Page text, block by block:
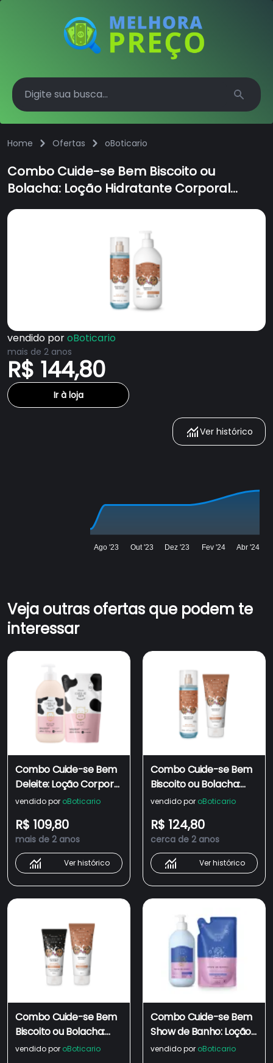
Search
Home Ofertas oBoticario
Combo Cuide-se Bem Biscoito ou
Bolacha: Loção Hidratante Corporal
400ml + Body Splash 200ml
vendido poroBoticario
mais de 2 anos
R$ 144,80
Ir à loja
Ver histórico
Ago '23 Out '23 Dez '23 Fev '24 Abr '24
Veja outras ofertas que podem te
interessar
Combo Cuide-se Bem
Deleite: Loção Corporal
Hidratante 400ml +
vendido por oBoticario
R$ 109,80
mais de 2 anos
Ver histórico
Combo Cuide-se Bem
Biscoito ou Bolacha:
Loção Hidratante
Splash 200ml
vendido por oBoticario
R$ 124,80
cerca de 2 anos
Ver histórico
Combo Cuide-se Bem
Biscoito ou Bolacha:
Loção Hidratante
vendido por oBoticario
Combo Cuide-se Bem
Show de Banho: Loção
Hidratante Corporal
vendido por oBoticario